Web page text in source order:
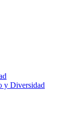
y Diversidad